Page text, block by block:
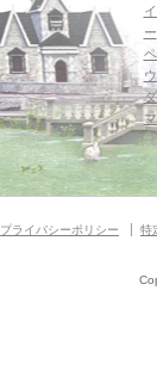
ー
プライバシーポリシー 特